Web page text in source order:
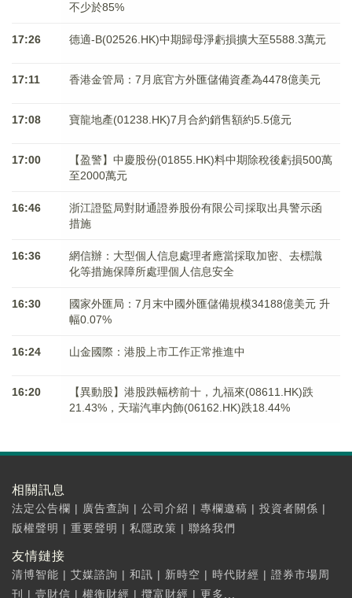
不少於85%
17:26 德適-B(02526.HK)中期歸母淨虧損擴大至5588.3萬元
17:11 香港金管局：7月底官方外匯儲備資產為4478億美元
17:08 寶龍地產(01238.HK)7月合約銷售額約5.5億元
17:00
【盈警】中慶股份(01855.HK)料中期除稅後虧損500萬
至2000萬元
16:46
浙江證監局對財通證券股份有限公司採取出具警示函
措施
16:36
網信辦：大型個人信息處理者應當採取加密、去標識
化等措施保障所處理個人信息安全
16:30
國家外匯局：7月末中國外匯儲備規模34188億美元 升
幅0.07%
16:24 山金國際：港股上市工作正常推進中
16:20
【異動股】港股跌幅榜前十，九福來(08611.HK)跌
21.43%，天瑞汽車内飾(06162.HK)跌18.44%
相關訊息
法定公告欄 | 廣告查詢 | 公司介紹 | 專欄邀稿 | 投資者關係 |
版權聲明 | 重要聲明 | 私隱政策 | 聯絡我們
友情鏈接
清博智能 | 艾媒諮詢 | 和訊 | 新時空 | 時代財經 | 證券市場周
刊
| 壹財信 | 權衡財經 | 攬富財經 | 更多...